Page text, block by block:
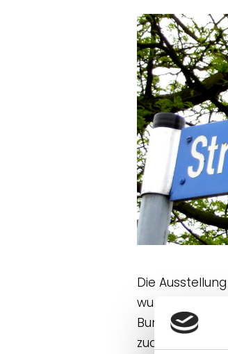
Die
wurden und
Bund mit der
zudem auch